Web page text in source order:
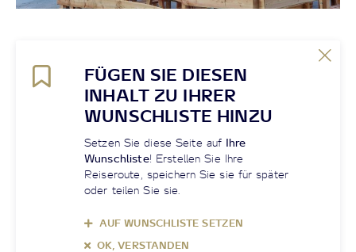
FÜGEN SIE DIESEN
INHALT ZU IHRER
WUNSCHLISTE HINZU
Setzen Sie diese Seite auf Ihre
Wunschliste! Erstellen Sie Ihre
Reiseroute, speichern Sie sie für später
oder teilen Sie sie.
AUF WUNSCHLISTE SETZEN
OK, VERSTANDEN